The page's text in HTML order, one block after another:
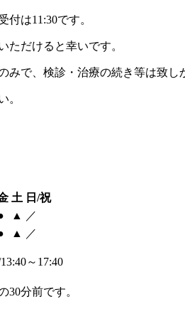
付は11:30です。
ただけると幸いです。
みで、検診・治療の続き等は致し
。
土 日/祝
▲
／
▲ ／
～17:40
分前です。